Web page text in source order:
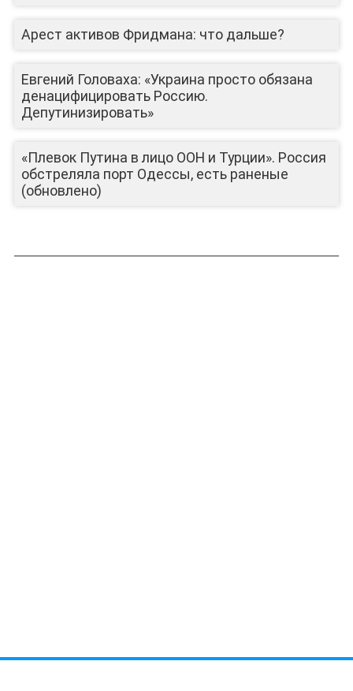
ЮТУБ-КАНАЛ
Арест активов Фридмана: что дальше?
Евгений Головаха: «Украина просто обязана
денацифицировать Россию.
Депутинизировать»
«Плевок Путина в лицо ООН и Турции». Россия
обстреляла порт Одессы, есть раненые
(обновлено)